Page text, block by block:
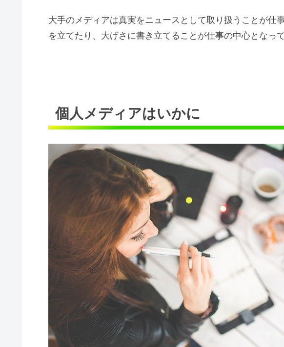
大手のメディアは真実をニュースとして取り扱うことが仕
を立てたり、大げさに書き立てることが仕事の中心となっ
個人メディアはいかに